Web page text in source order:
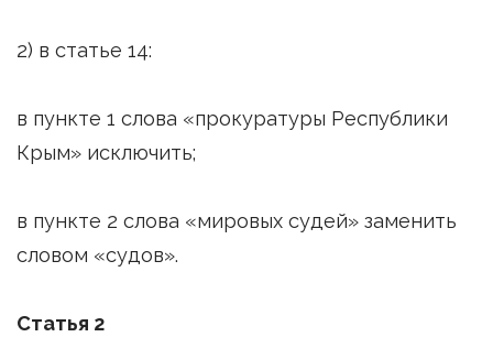
2) в статье 14:
в пункте 1 слова «прокуратуры Республики
Крым» исключить;
в пункте 2 слова «мировых судей» заменить
словом «судов».
Статья 2